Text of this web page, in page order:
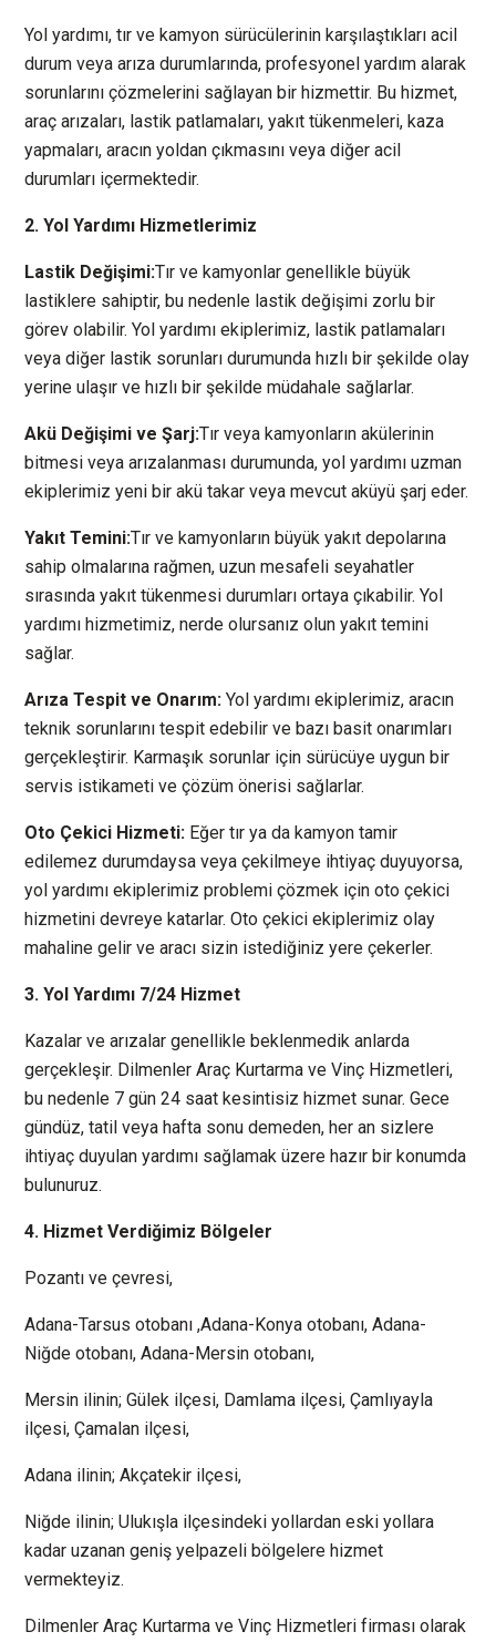
Yol yardımı, tır ve kamyon sürücülerinin karşılaştıkları acil
durum veya arıza durumlarında, profesyonel yardım alarak
sorunlarını çözmelerini sağlayan bir hizmettir. Bu hizmet,
araç arızaları, lastik patlamaları, yakıt tükenmeleri, kaza
yapmaları, aracın yoldan çıkmasını veya diğer acil
durumları içermektedir.
2. Yol Yardımı Hizmetlerimiz
Lastik Değişimi:Tır ve kamyonlar genellikle büyük
lastiklere sahiptir, bu nedenle lastik değişimi zorlu bir
görev olabilir. Yol yardımı ekiplerimiz, lastik patlamaları
veya diğer lastik sorunları durumunda hızlı bir şekilde olay
yerine ulaşır ve hızlı bir şekilde müdahale sağlarlar.
Akü Değişimi ve Şarj:Tır veya kamyonların akülerinin
bitmesi veya arızalanması durumunda, yol yardımı uzman
ekiplerimiz yeni bir akü takar veya mevcut aküyü şarj eder.
Yakıt Temini:Tır ve kamyonların büyük yakıt depolarına
sahip olmalarına rağmen, uzun mesafeli seyahatler
sırasında yakıt tükenmesi durumları ortaya çıkabilir. Yol
yardımı hizmetimiz, nerde olursanız olun yakıt temini
sağlar.
Arıza Tespit ve Onarım: Yol yardımı ekiplerimiz, aracın
teknik sorunlarını tespit edebilir ve bazı basit onarımları
gerçekleştirir. Karmaşık sorunlar için sürücüye uygun bir
servis istikameti ve çözüm önerisi sağlarlar.
Oto Çekici Hizmeti: Eğer tır ya da kamyon tamir
edilemez durumdaysa veya çekilmeye ihtiyaç duyuyorsa,
yol yardımı ekiplerimiz problemi çözmek için oto çekici
hizmetini devreye katarlar. Oto çekici ekiplerimiz olay
mahaline gelir ve aracı sizin istediğiniz yere çekerler.
3. Yol Yardımı 7/24 Hizmet
Kazalar ve arızalar genellikle beklenmedik anlarda
gerçekleşir. Dilmenler Araç Kurtarma ve Vinç Hizmetleri,
bu nedenle 7 gün 24 saat kesintisiz hizmet sunar. Gece
gündüz, tatil veya hafta sonu demeden, her an sizlere
ihtiyaç duyulan yardımı sağlamak üzere hazır bir konumda
bulunuruz.
4. Hizmet Verdiğimiz Bölgeler
Pozantı ve çevresi,
Adana-Tarsus otobanı ,Adana-Konya otobanı, Adana-
Niğde otobanı, Adana-Mersin otobanı,
Mersin ilinin; Gülek ilçesi, Damlama ilçesi, Çamlıyayla
ilçesi, Çamalan ilçesi,
Adana ilinin; Akçatekir ilçesi,
Niğde ilinin; Ulukışla ilçesindeki yollardan eski yollara
kadar uzanan geniş yelpazeli bölgelere hizmet
vermekteyiz.
Dilmenler Araç Kurtarma ve Vinç Hizmetleri firması olarak